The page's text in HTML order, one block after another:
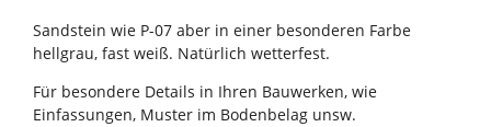
Sandstein wie P-07 aber in einer besonderen Farbe
hellgrau, fast weiß. Natürlich wetterfest.
Für besondere Details in Ihren Bauwerken, wie
Einfassungen, Muster im Bodenbelag unsw.